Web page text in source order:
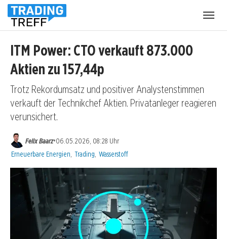
ITM Power: CTO verkauft 873.000
Aktien zu 157,44p
Trotz Rekordumsatz und positiver Analystenstimmen
verkauft der Technikchef Aktien. Privatanleger reagieren
verunsichert.
Felix Baarz•06.05.2026, 08:28 Uhr
Kategorien:
Erneuerbare Energien Trading Wasserstoff